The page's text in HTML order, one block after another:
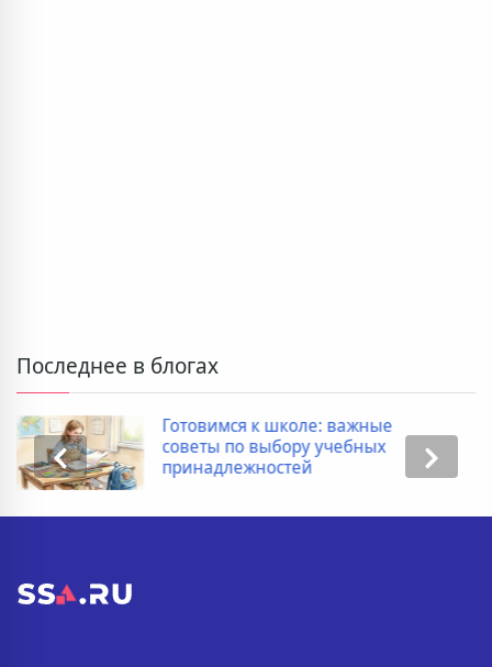
Последнее в блогах
Дополнительные
покупке
список